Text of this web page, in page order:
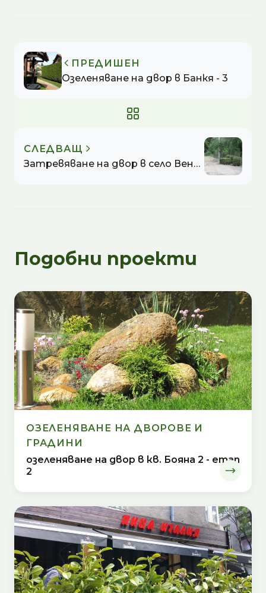
ПРЕДИШЕН
Озеленяване на двор в Банкя - 3
СЛЕДВАЩ
Затревяване на двор в село Венковец
Подобни проекти
ОЗЕЛЕНЯВАНЕ НА ДВОРОВЕ И
ГРАДИНИ
озеленяване на двор в кв. Бояна 2 - етап
2